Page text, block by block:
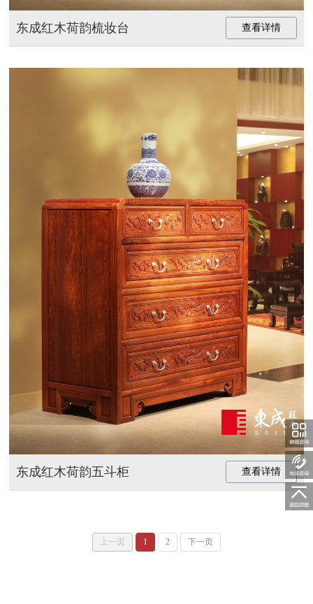
东成红木荷韵梳妆台 查看详情
东成红木荷韵五斗柜 查看详情
上一页 1 2 下一页
关注东
随时